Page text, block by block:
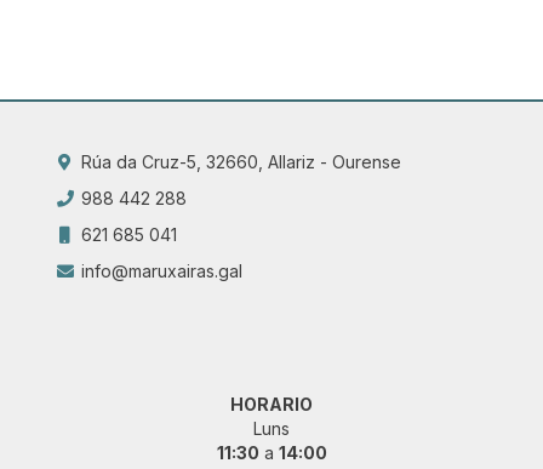
Rúa da Cruz-5, 32660, Allariz - Ourense
988 442 288
621 685 041
info@maruxairas.gal
HORARIO
Luns
11:30 a 14:00